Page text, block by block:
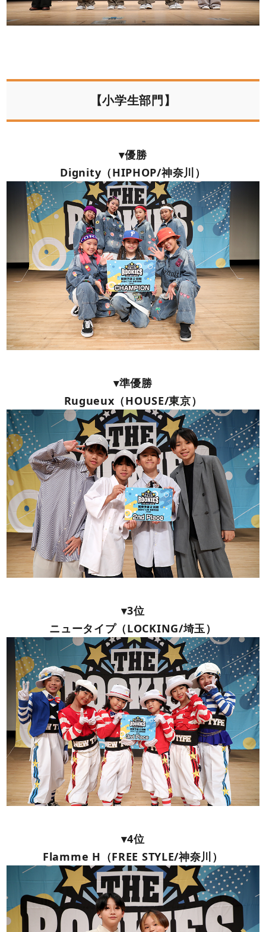
【小学生部門】
▾優勝
Dignity（HIPHOP/神奈川）
▾準優勝
Rugueux（HOUSE/東京）
▾3位
ニュータイプ（LOCKING/埼玉）
▾4位
Flamme H（FREE STYLE/神奈川）